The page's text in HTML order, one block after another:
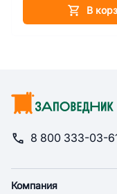
В
8 800 333-03-
Компания